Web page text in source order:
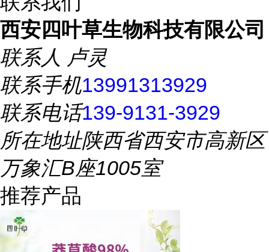
西安四叶草生物科技有限公司
联系人 卢灵
联系手机13991313929
联系电话139-9131-3929
所在地址陕西省西安市高新区
万象汇B座1005室
推荐产品